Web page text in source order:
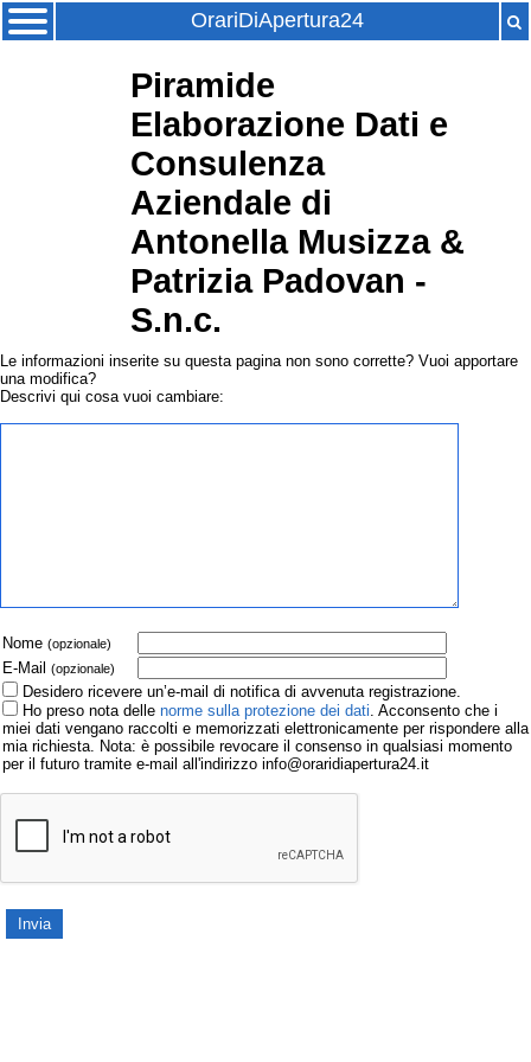
OrariDiApertura24
Piramide
Elaborazione Dati e
Consulenza
Aziendale di
Antonella Musizza &
Patrizia Padovan -
S.n.c.
Le informazioni inserite su questa pagina non sono corrette? Vuoi apportare
una modifica?
Descrivi qui cosa vuoi cambiare:
Nome (opzionale)
E-Mail (opzionale)
Desidero ricevere un’e-mail di notifica di avvenuta registrazione.
Ho preso nota delle norme sulla protezione dei dati. Acconsento che i
miei dati vengano raccolti e memorizzati elettronicamente per rispondere alla
mia richiesta. Nota: è possibile revocare il consenso in qualsiasi momento
per il futuro tramite e-mail all'indirizzo info@oraridiapertura24.it